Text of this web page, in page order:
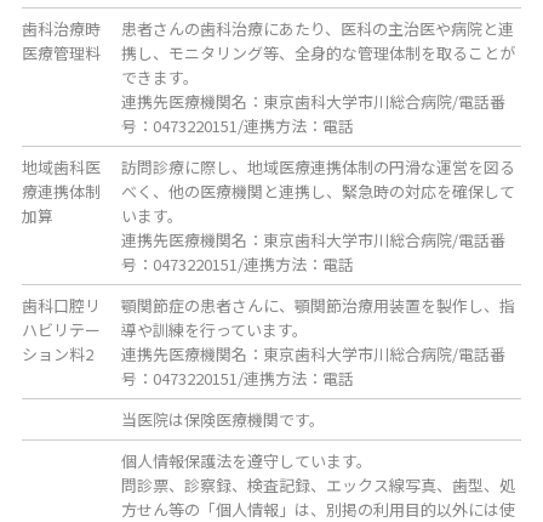
歯科治療時
医療管理料
患者さんの歯科治療にあたり、医科の主治医や病院と連
携し、モニタリング等、全身的な管理体制を取ることが
できます。
連携先医療機関名：東京歯科大学市川総合病院/電話番
号：0473220151/連携方法：電話
地域歯科医
療連携体制
加算
訪問診療に際し、地域医療連携体制の円滑な運営を図る
べく、他の医療機関と連携し、緊急時の対応を確保して
います。
連携先医療機関名：東京歯科大学市川総合病院/電話番
号：0473220151/連携方法：電話
歯科口腔リ
ハビリテー
ション料2
顎関節症の患者さんに、顎関節治療用装置を製作し、指
導や訓練を行っています。
連携先医療機関名：東京歯科大学市川総合病院/電話番
号：0473220151/連携方法：電話
当医院は保険医療機関です。
個人情報保護法を遵守しています。
問診票、診察録、検査記録、エックス線写真、歯型、処
方せん等の「個人情報」は、別掲の利用目的以外には使